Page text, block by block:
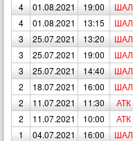
4
01.08.2021 19:00 ШАЛ
4
01.08.2021 13:15 ШАЛ
3
25.07.2021 13:20 ШАЛ
3
25.07.2021 19:00 ШАЛ
3
25.07.2021 14:40 ШАЛ
2
18.07.2021 16:00 ШАЛ
2
11.07.2021 11:30 АТК
2
11.07.2021 10:00 АТК
1
04.07.2021 16:00 ШАЛ